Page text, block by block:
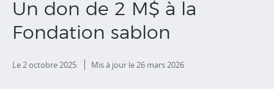
Un don de 2 M$ à la
Fondation sablon
Le 2 octobre 2025 Mis à jour le 26 mars 2026